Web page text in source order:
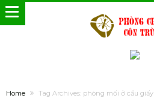
Home Tag Archives: phòng mối ở cầu giấy